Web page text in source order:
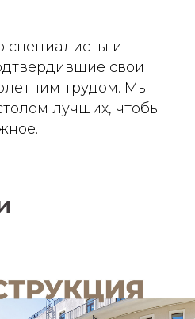
специалисты и
свои
трудом. Мы
лучших, чтобы